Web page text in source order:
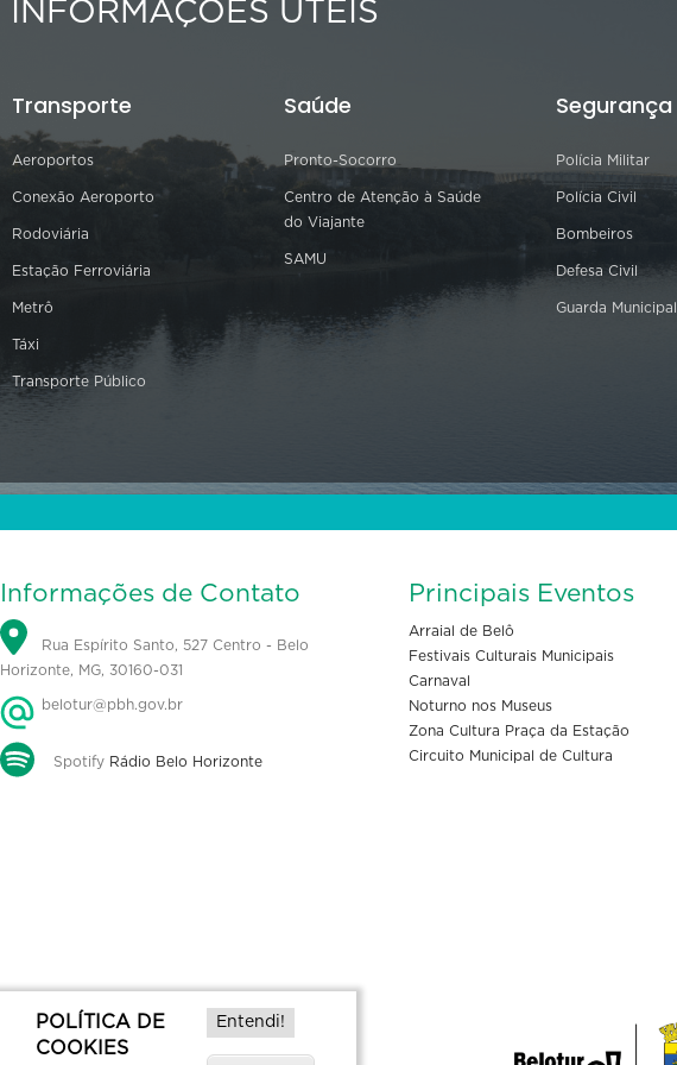
INFORMAÇÕES ÚTEIS
Transporte
Aeroportos
Conexão Aeroporto
Rodoviária
Estação Ferroviária
Metrô
Táxi
Transporte Público
Saúde
Pronto-Socorro
Centro de Atenção à Saúde
do Viajante
SAMU
Segurança
Polícia Militar
Polícia Civil
Bombeiros
Defesa Civil
Guarda Municipal
Informações de Contato
Rua Espírito Santo, 527 Centro - Belo
Horizonte, MG, 30160-031
belotur@pbh.gov.br
Spotify Rádio Belo Horizonte
Principais Eventos
Arraial de Belô
Festivais Culturais Municipais
Carnaval
Noturno nos Museus
Zona Cultura Praça da Estação
Circuito Municipal de Cultura
POLÍTICA DE
COOKIES
Entendi!